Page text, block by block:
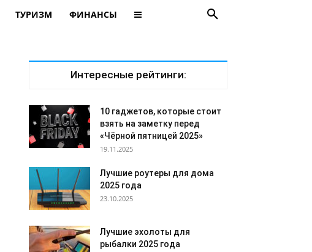
ТУРИЗМ ФИНАНСЫ
Интересные рейтинги:
10 гаджетов, которые стоит
взять на заметку перед
«Чёрной пятницей 2025»
19.11.2025
Лучшие роутеры для дома
2025 года
23.10.2025
Лучшие эхолоты для
рыбалки 2025 года